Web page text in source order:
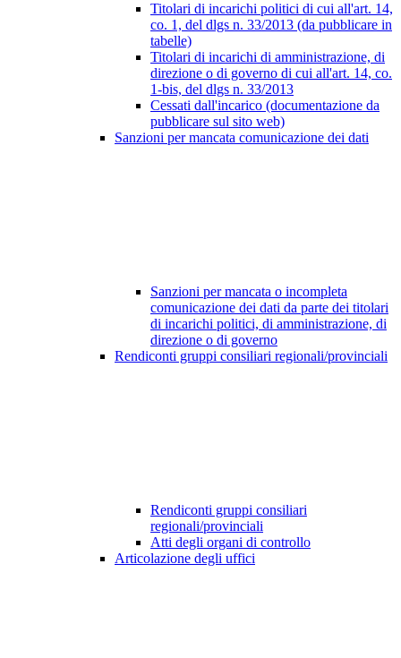
Titolari di incarichi politici di cui all'art. 14,
co. 1, del dlgs n. 33/2013 (da pubblicare in
tabelle)
Titolari di incarichi di amministrazione, di
direzione o di governo di cui all'art. 14, co.
1-bis, del dlgs n. 33/2013
Cessati dall'incarico (documentazione da
pubblicare sul sito web)
Sanzioni per mancata comunicazione dei dati
Sanzioni per mancata o incompleta
comunicazione dei dati da parte dei titolari
di incarichi politici, di amministrazione, di
direzione o di governo
Rendiconti gruppi consiliari regionali/provinciali
Rendiconti gruppi consiliari
regionali/provinciali
Atti degli organi di controllo
Articolazione degli uffici